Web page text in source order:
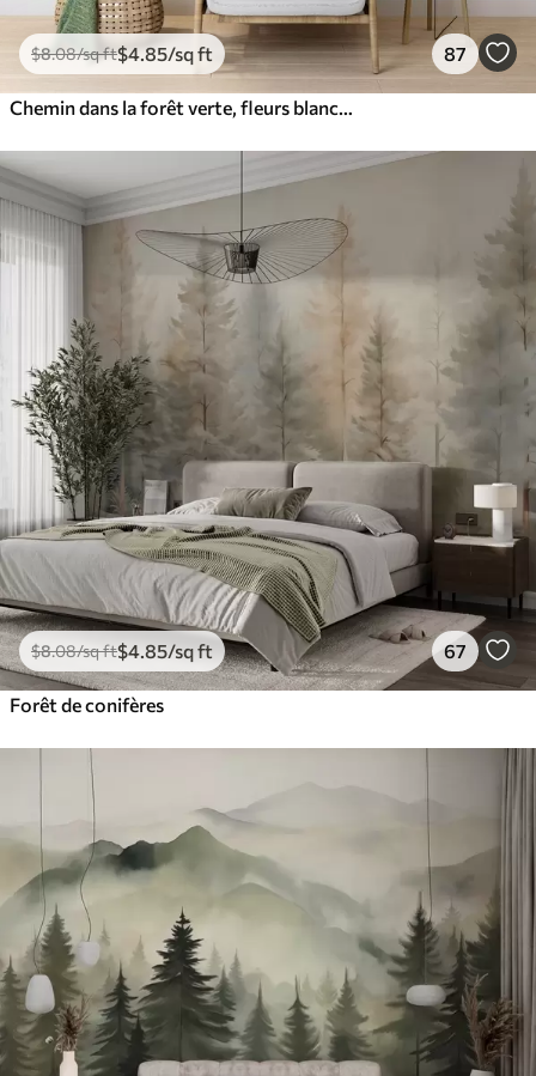
$8.08/sq ft$4.85/sq ft 87
$8.08/sq ft$4 .85/sq ft 67
Forêt de conifères